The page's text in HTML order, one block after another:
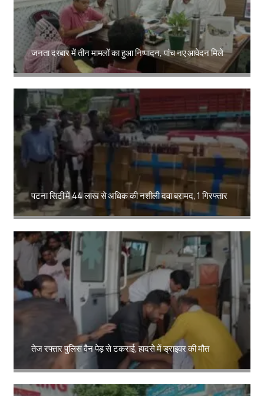
जनता दरबार में तीन मामलों का हुआ निष्पादन, पांच नए आवेदन मिले
Amit Lekh
पटना सिटी में 44 लाख से अधिक की नशीली दवा बरामद, 1 गिरफ्तार
Amit Lekh
तेज रफ्तार पुलिस वैन पेड़ से टकराई, हादसे में ड्राइवर की मौत